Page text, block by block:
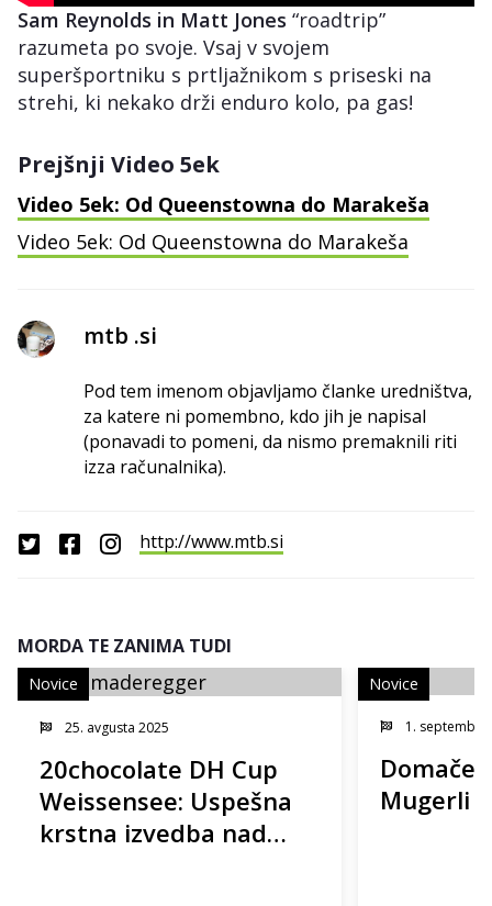
Sam Reynolds in Matt Jones “roadtrip”
razumeta po svoje. Vsaj v svojem
superšportniku s prtljažnikom s priseski na
strehi, ki nekako drži enduro kolo, pa gas!
Prejšnji Video 5ek
Video 5ek: Od Queenstowna do Marakeša
Video 5ek: Od Queenstowna do Marakeša
mtb .si
Pod tem imenom objavljamo članke uredništva,
za katere ni pomembno, kdo jih je napisal
(ponavadi to pomeni, da nismo premaknili riti
izza računalnika).
http://www.mtb.si
MORDA TE ZANIMA TUDI
25. avgusta 2025
20chocolate DH Cup
Weissensee: Uspešna
krstna izvedba nad
Novice
1. septembra
Domače
Mugerli
Novice